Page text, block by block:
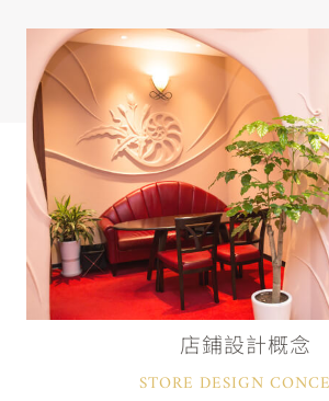
店鋪設計概念
STORE DESIGN